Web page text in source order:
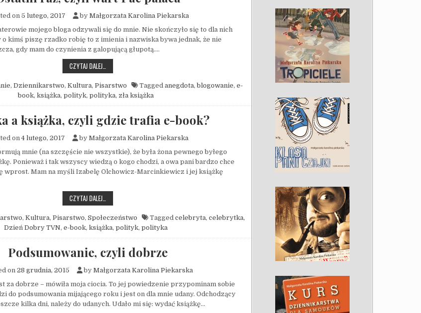
on 5 lutego, 2017 by Małgorzata Karolina Piekarska
mojego bloga odzywali się do mnie. Nie skończyło się to dla nich
kimś piszę rzadko robię to z imienia i nazwiska bywa jednak, że nie
gdy mam do czynienia z galopującą głupotą….
CZYTAJ DALEJ…
, Dziennikarstwo, Kultura, Pisarstwo Tagged anegdota,blogowanie, e-
book, książka, polityk, polityka, zła książka
a książka, czyli gdzie trafia e-book?
on 4 lutego, 2017 by Małgorzata Karolina Piekarska
mnie (na szczęście nie wszystkie), że była żona pewnego byłego
Ponieważ i tak wszyscy wiedzą o kogo chodzi, a owa pani bardzo chce
wprost. Mam na myśli Izabelę Olchowicz-Marcinkiewicz i jej książkę
CZYTAJ DALEJ…
, Kultura, Pisarstwo, Społeczeństwo Tagged celebryta, celebrytka,
Dzień Dobry TVN, e-book, książka, polityk, polityka
Podsumowanie, czyli dobrze
on 28 grudnia, 2015 by Małgorzata Karolina Piekarska
za dobrze – mówiła moja ciocia. To jej powiedzenie przypominam sobie
do podsumowania mijającego roku i jest on dla mnie udany. Odchodzący
kilka dni, należy do udanych. Udało mi się: wydać książkę…